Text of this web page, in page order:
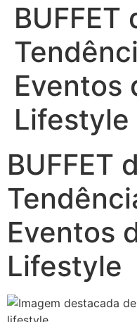
BUFFET
Eventos
Lifestyle
BUFFET
Eventos
Lifestyle